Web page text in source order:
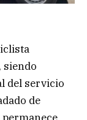
siendo
del servicio
de